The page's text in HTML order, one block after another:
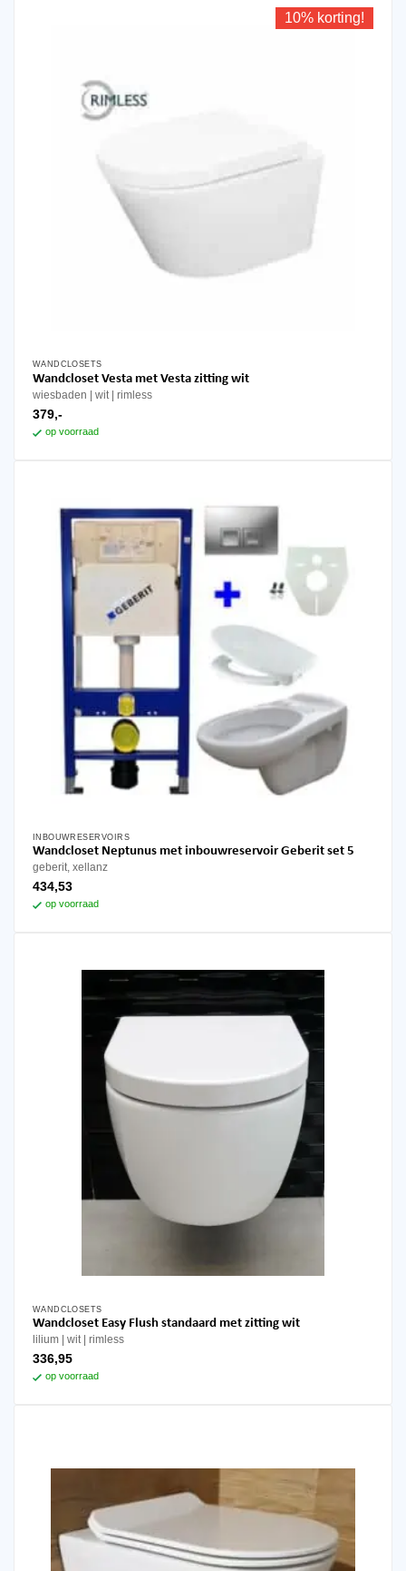
10% korting!
WANDCLOSETS
Wandcloset Vesta met Vesta zitting wit
wiesbaden wit rimless
379,-
op voorraad
INBOUWRESERVOIRS
Wandcloset Neptunus met inbouwreservoir Geberit set 5
geberit, xellanz
434,53
op voorraad
WANDCLOSETS
Wandcloset Easy Flush standaard met zitting wit
lilium wit rimless
336,95
op voorraad